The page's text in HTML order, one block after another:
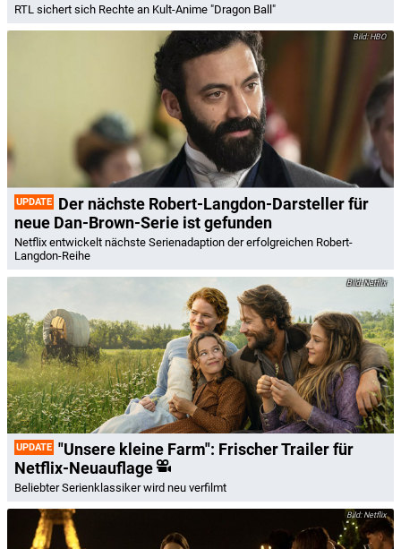
RTL sichert sich Rechte an Kult-Anime "Dragon Ball"
HBO
UPDATE
Der nächste Robert-Langdon-Darsteller für
neue Dan-Brown-Serie ist gefunden
Netflix entwickelt nächste Serienadaption der erfolgreichen Robert-
Langdon-Reihe
Netflix
UPDATE "Unsere kleine Farm": Frischer Trailer für
Netflix-Neuauflage
Beliebter Serienklassiker wird neu verfilmt
Netflix